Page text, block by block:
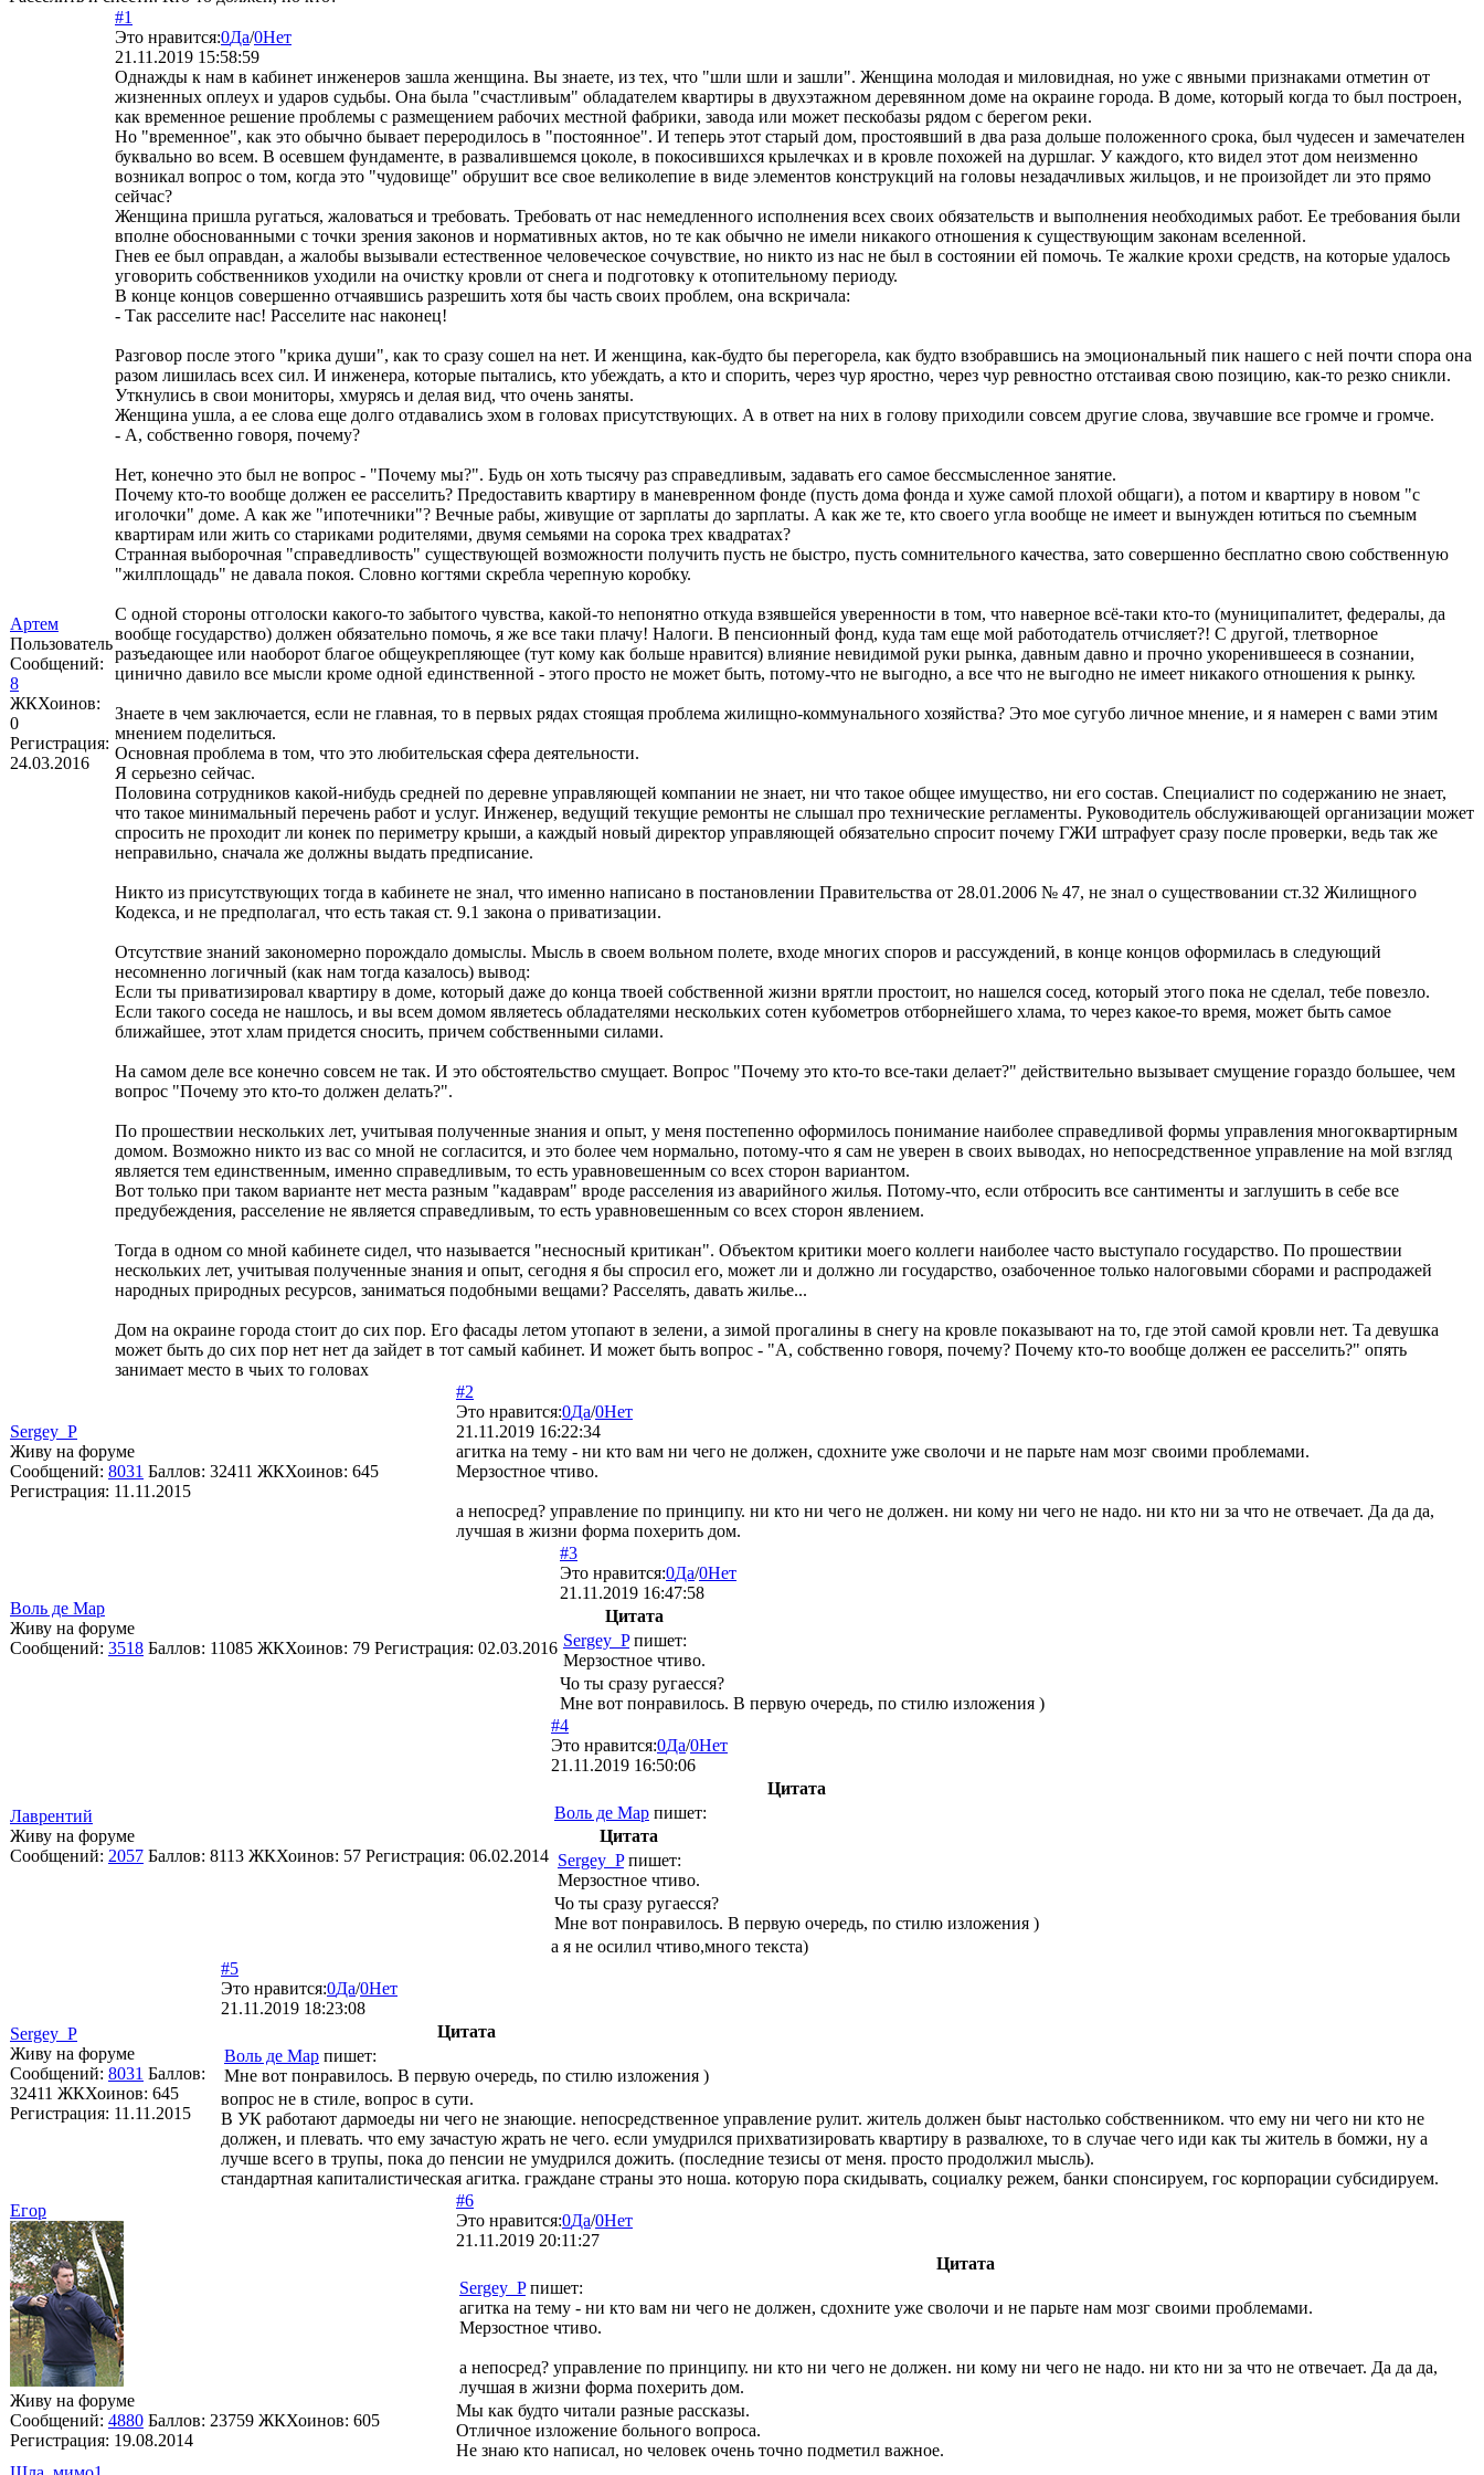
Артем
Пользователь
Сообщений:
8
ЖКХоинов:
0
Регистрация:
24.03.2016
#1
Это нравится:0Да/0Нет
21.11.2019 15:58:59
Однажды к нам в кабинет инженеров зашла женщина. Вы знаете, из тех, что "шли шли и зашли". Женщина молодая и миловидная, но уже с явными признаками отметин от
жизненных оплеух и ударов судьбы. Она была "счастливым" обладателем квартиры в двухэтажном деревянном доме на окраине города. В доме, который когда то был построен,
как временное решение проблемы с размещением рабочих местной фабрики, завода или может пескобазы рядом с берегом реки.
Но "временное", как это обычно бывает переродилось в "постоянное". И теперь этот старый дом, простоявший в два раза дольше положенного срока, был чудесен и замечателен
буквально во всем. В осевшем фундаменте, в развалившемся цоколе, в покосившихся крылечках и в кровле похожей на дуршлаг. У каждого, кто видел этот дом неизменно
возникал вопрос о том, когда это "чудовище" обрушит все свое великолепие в виде элементов конструкций на головы незадачливых жильцов, и не произойдет ли это прямо
сейчас?
Женщина пришла ругаться, жаловаться и требовать. Требовать от нас немедленного исполнения всех своих обязательств и выполнения необходимых работ. Ее требования были
вполне обоснованными с точки зрения законов и нормативных актов, но те как обычно не имели никакого отношения к существующим законам вселенной.
Гнев ее был оправдан, а жалобы вызывали естественное человеческое сочувствие, но никто из нас не был в состоянии ей помочь. Те жалкие крохи средств, на которые удалось
уговорить собственников уходили на очистку кровли от снега и подготовку к отопительному периоду.
В конце концов совершенно отчаявшись разрешить хотя бы часть своих проблем, она вскричала:
- Так расселите нас! Расселите нас наконец!
Разговор после этого "крика души", как то сразу сошел на нет. И женщина, как-будто бы перегорела, как будто взобравшись на эмоциональный пик нашего с ней почти спора она
разом лишилась всех сил. И инженера, которые пытались, кто убеждать, а кто и спорить, через чур яростно, через чур ревностно отстаивая свою позицию, как-то резко сникли.
Уткнулись в свои мониторы, хмурясь и делая вид, что очень заняты.
Женщина ушла, а ее слова еще долго отдавались эхом в головах присутствующих. А в ответ на них в голову приходили совсем другие слова, звучавшие все громче и громче.
- А, собственно говоря, почему?
Нет, конечно это был не вопрос - "Почему мы?". Будь он хоть тысячу раз справедливым, задавать его самое бессмысленное занятие.
Почему кто-то вообще должен ее расселить? Предоставить квартиру в маневренном фонде (пусть дома фонда и хуже самой плохой общаги), а потом и квартиру в новом "с
иголочки" доме. А как же "ипотечники"? Вечные рабы, живущие от зарплаты до зарплаты. А как же те, кто своего угла вообще не имеет и вынужден ютиться по съемным
квартирам или жить со стариками родителями, двумя семьями на сорока трех квадратах?
Странная выборочная "справедливость" существующей возможности получить пусть не быстро, пусть сомнительного качества, зато совершенно бесплатно свою собственную
"жилплощадь" не давала покоя. Словно когтями скребла черепную коробку.
С одной стороны отголоски какого-то забытого чувства, какой-то непонятно откуда взявшейся уверенности в том, что наверное всё-таки кто-то (муниципалитет, федералы, да
вообще государство) должен обязательно помочь, я же все таки плачу! Налоги. В пенсионный фонд, куда там еще мой работодатель отчисляет?! С другой, тлетворное
разъедающее или наоборот благое общеукрепляющее (тут кому как больше нравится) влияние невидимой руки рынка, давным давно и прочно укоренившееся в сознании,
цинично давило все мысли кроме одной единственной - этого просто не может быть, потому-что не выгодно, а все что не выгодно не имеет никакого отношения к рынку.
Знаете в чем заключается, если не главная, то в первых рядах стоящая проблема жилищно-коммунального хозяйства? Это мое сугубо личное мнение, и я намерен с вами этим
мнением поделиться.
Основная проблема в том, что это любительская сфера деятельности.
Я серьезно сейчас.
Половина сотрудников какой-нибудь средней по деревне управляющей компании не знает, ни что такое общее имущество, ни его состав. Специалист по содержанию не знает,
что такое минимальный перечень работ и услуг. Инженер, ведущий текущие ремонты не слышал про технические регламенты. Руководитель обслуживающей организации может
спросить не проходит ли конек по периметру крыши, а каждый новый директор управляющей обязательно спросит почему ГЖИ штрафует сразу после проверки, ведь так же
неправильно, сначала же должны выдать предписание.
Никто из присутствующих тогда в кабинете не знал, что именно написано в постановлении Правительства от 28.01.2006 № 47, не знал о существовании ст.32 Жилищного
Кодекса, и не предполагал, что есть такая ст. 9.1 закона о приватизации.
Отсутствие знаний закономерно порождало домыслы. Мысль в своем вольном полете, входе многих споров и рассуждений, в конце концов оформилась в следующий
несомненно логичный (как нам тогда казалось) вывод:
Если ты приватизировал квартиру в доме, который даже до конца твоей собственной жизни врятли простоит, но нашелся сосед, который этого пока не сделал, тебе повезло.
Если такого соседа не нашлось, и вы всем домом являетесь обладателями нескольких сотен кубометров отборнейшего хлама, то через какое-то время, может быть самое
ближайшее, этот хлам придется сносить, причем собственными силами.
На самом деле все конечно совсем не так. И это обстоятельство смущает. Вопрос "Почему это кто-то все-таки делает?" действительно вызывает смущение гораздо большее, чем
вопрос "Почему это кто-то должен делать?".
По прошествии нескольких лет, учитывая полученные знания и опыт, у меня постепенно оформилось понимание наиболее справедливой формы управления многоквартирным
домом. Возможно никто из вас со мной не согласится, и это более чем нормально, потому-что я сам не уверен в своих выводах, но непосредственное управление на мой взгляд
является тем единственным, именно справедливым, то есть уравновешенным со всех сторон вариантом.
Вот только при таком варианте нет места разным "кадаврам" вроде расселения из аварийного жилья. Потому-что, если отбросить все сантименты и заглушить в себе все
предубеждения, расселение не является справедливым, то есть уравновешенным со всех сторон явлением.
Тогда в одном со мной кабинете сидел, что называется "несносный критикан". Объектом критики моего коллеги наиболее часто выступало государство. По прошествии
нескольких лет, учитывая полученные знания и опыт, сегодня я бы спросил его, может ли и должно ли государство, озабоченное только налоговыми сборами и распродажей
народных природных ресурсов, заниматься подобными вещами? Расселять, давать жилье...
Дом на окраине города стоит до сих пор. Его фасады летом утопают в зелени, а зимой прогалины в снегу на кровле показывают на то, где этой самой кровли нет. Та девушка
может быть до сих пор нет нет да зайдет в тот самый кабинет. И может быть вопрос - "А, собственно говоря, почему? Почему кто-то вообще должен ее расселить?" опять
занимает место в чьих то головах
Sergey_P
Живу на форуме
Сообщений: 8031 Баллов: 32411 ЖКХоинов: 645
Регистрация: 11.11.2015
#2
Это нравится:0Да/0Нет
21.11.2019 16:22:34
агитка на тему - ни кто вам ни чего не должен, сдохните уже сволочи и не парьте нам мозг своими проблемами.
Мерзостное чтиво.
а непосред? управление по принципу. ни кто ни чего не должен. ни кому ни чего не надо. ни кто ни за что не отвечает. Да да да,
лучшая в жизни форма похерить дом.
Воль де Мар
Живу на форуме
Сообщений: 3518 Баллов: 11085 ЖКХоинов: 79 Регистрация: 02.03.2016
#3
Это нравится:0Да/0Нет
21.11.2019 16:47:58
Цитата
Sergey_Pпишет:
Мерзостное чтиво.
Чо ты сразу ругаесся?
Мне вот понравилось. В первую очередь, по стилю изложения )
Лаврентий
Живу на форуме
Сообщений: 2057 Баллов: 8113 ЖКХоинов: 57 Регистрация: 06.02.2014
#4
Это нравится:0Да/0Нет
21.11.2019 16:50:06
Цитата
Воль де Мар пишет:
Цитата
Sergey_Pпишет:
Мерзостное чтиво.
Чо ты сразу ругаесся?
Мне вот понравилось. В первую очередь, по стилю изложения )
а я не осилил чтиво,много текста)
Sergey_P
Живу на форуме
Сообщений: 8031 Баллов:
32411 ЖКХоинов: 645
Регистрация: 11.11.2015
#5
Это нравится:0Да/0Нет
21.11.2019 18:23:08
Цитата
Воль де Мар пишет:
Мне вот понравилось. В первую очередь, по стилю изложения )
вопрос не в стиле, вопрос в сути.
В УК работают дармоеды ни чего не знающие. непосредственное управление рулит. житель должен быьт настолько собственником. что ему ни чего ни кто не
должен, и плевать. что ему зачастую жрать не чего. если умудрился прихватизировать квартиру в развалюхе, то в случае чего иди как ты житель в бомжи, ну а
лучше всего в трупы, пока до пенсии не умудрился дожить. (последние тезисы от меня. просто продолжил мысль).
стандартная капиталистическая агитка. граждане страны это ноша. которую пора скидывать, социалку режем, банки спонсируем, гос корпорации субсидируем.
Егор
Живу на форуме
Сообщений: 4880 Баллов: 23759 ЖКХоинов: 605
Регистрация: 19.08.2014
#6
Это нравится:0Да/0Нет
21.11.2019 20:11:27
Цитата
Sergey_Pпишет:
агитка на тему - ни кто вам ни чего не должен, сдохните уже сволочи и не парьте нам мозг своими проблемами.
Мерзостное чтиво.
а непосред? управление по принципу. ни кто ни чего не должен. ни кому ни чего не надо. ни кто ни за что не отвечает. Да да да,
лучшая в жизни форма похерить дом.
Мы как будто читали разные рассказы.
Отличное изложение больного вопроса.
Не знаю кто написал, но человек очень точно подметил важное.